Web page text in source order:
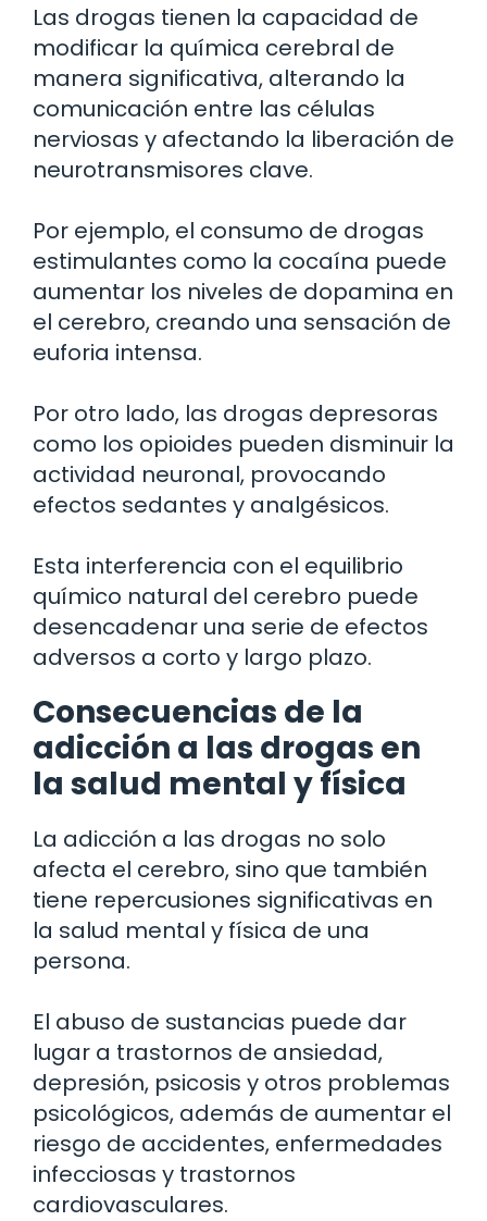
Las drogas tienen la capacidad de
modificar la química cerebral de
manera significativa, alterando la
comunicación entre las células
nerviosas y afectando la liberación de
neurotransmisores clave.
Por ejemplo, el consumo de drogas
estimulantes como la cocaína puede
aumentar los niveles de dopamina en
el cerebro, creando una sensación de
euforia intensa.
Por otro lado, las drogas depresoras
como los opioides pueden disminuir la
actividad neuronal, provocando
efectos sedantes y analgésicos.
Esta interferencia con el equilibrio
químico natural del cerebro puede
desencadenar una serie de efectos
adversos a corto y largo plazo.
Consecuencias de la
adicción a las drogas en
la salud mental y física
La adicción a las drogas no solo
afecta el cerebro, sino que también
tiene repercusiones significativas en
la salud mental y física de una
persona.
El abuso de sustancias puede dar
lugar a trastornos de ansiedad,
depresión, psicosis y otros problemas
psicológicos, además de aumentar el
riesgo de accidentes, enfermedades
infecciosas y trastornos
cardiovasculares.